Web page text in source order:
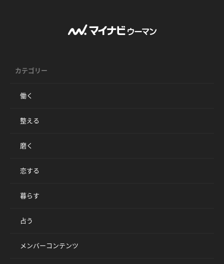
カテゴリー
働く
整える
磨く
恋する
暮らす
占う
メンバーコンテンツ